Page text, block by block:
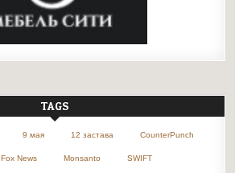
TAGS
9 мая 12 застава CounterPunch
Fox News Monsanto SWIFT